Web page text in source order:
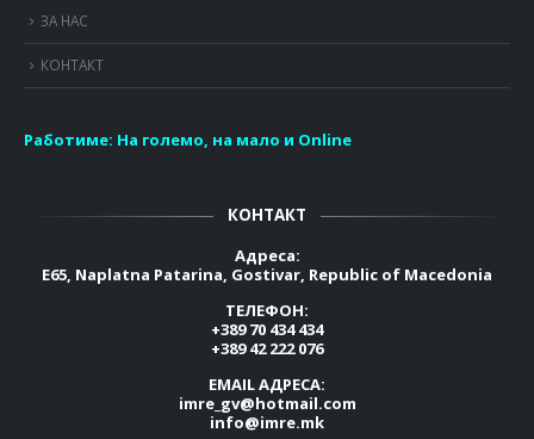
ЗА НАС
КОНТАКТ
Работиме: На големо, на мало и Online
КОНТАКТ
Адреса:
E65, Naplatna Patarina, Gostivar, Republic of Macedonia
ТЕЛЕФОН:
+389 70 434 434
+389 42 222 076
EMAIL АДРЕСА:
imre_gv@hotmail.com
info@imre.mk